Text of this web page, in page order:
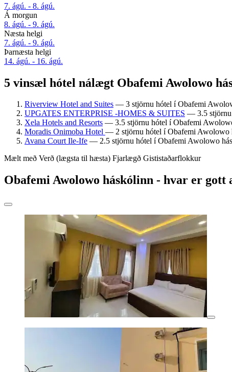
7. ágú. - 8. ágú.
Á morgun
8. ágú. - 9. ágú.
Næsta helgi
7. ágú. - 9. ágú.
Þarnæsta helgi
14. ágú. - 16. ágú.
5 vinsæl hótel nálægt Obafemi Awolowo
Riverview Hotel and Suites — 3 stjörnu hótel í Obafemi
UPGATES ENTERPRISE -HOMES & SUITES — 3.5 stjörnu
Xela Hotels and Resorts — 3.5 stjörnu hótel í Obafemi
Moradis Onimoba Hotel — 2 stjörnu hótel í Obafemi Awolowo
Avana Court Ile-Ife — 2.5 stjörnu hótel í Obafemi Awolowo
Mælt með Verð (lægsta til hæsta) Fjarlægð Gististaðarflokkur
Obafemi Awolowo háskólinn - hvar er gott